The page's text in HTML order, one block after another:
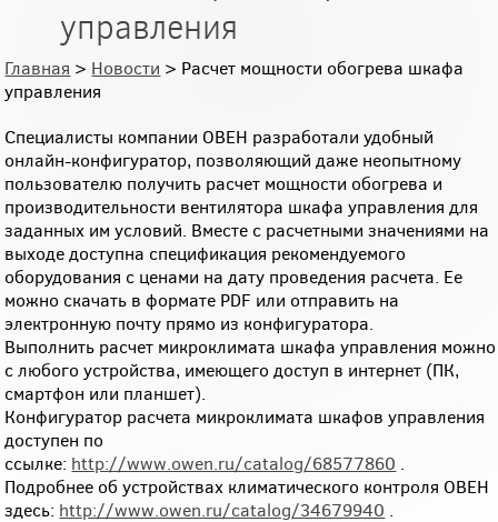
управления
Главная > Новости > Расчет мощности обогрева шкафа
управления
Специалисты компании ОВЕН разработали удобный
онлайн-конфигуратор, позволяющий даже неопытному
пользователю получить расчет мощности обогрева и
производительности вентилятора шкафа управления для
заданных им условий. Вместе с расчетными значениями на
выходе доступна спецификация рекомендуемого
оборудования с ценами на дату проведения расчета. Ее
можно скачать в формате PDF или отправить на
электронную почту прямо из конфигуратора.
Выполнить расчет микроклимата шкафа управления можно
с любого устройства, имеющего доступ в интернет (ПК,
смартфон или планшет).
Конфигуратор расчета микроклимата шкафов управления
доступен по
ссылке: http://www.owen.ru/catalog/68577860
Подробнее об устройствах климатического контроля ОВЕН
здесь: http://www.owen.ru/catalog/34679940